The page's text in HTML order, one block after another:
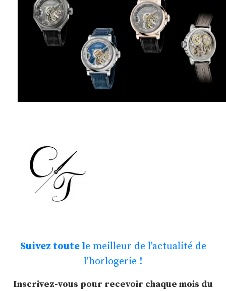
Suivez toute le meilleur de l'actualité de
l'horlogerie !
Inscrivez-vous pour recevoir chaque mois du